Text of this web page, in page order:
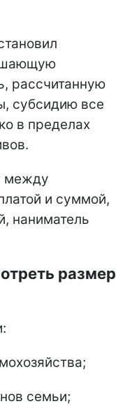
рассчитанную
субсидию все
в пределах
между
и суммой,
наниматель
размер
семьи;